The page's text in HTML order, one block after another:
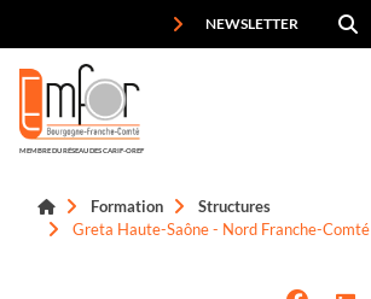
NEWSLETTER
MEMBRE DU RÉSEAU DES CARIF-OREF
Formation
Structures
Greta Haute-Saône - Nord Franche-Comté
Panneau de gestion des cookies